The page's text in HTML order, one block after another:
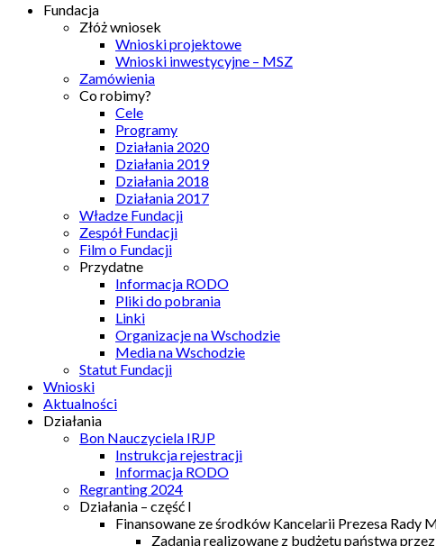
Fundacja
Złóż wniosek
Wnioski projektowe
Wnioski inwestycyjne – MSZ
Zamówienia
Co robimy?
Cele
Programy
Działania 2020
Działania 2019
Działania 2018
Działania 2017
Władze Fundacji
Zespół Fundacji
Film o Fundacji
Przydatne
Informacja RODO
Pliki do pobrania
Linki
Organizacje na Wschodzie
Media na Wschodzie
Statut Fundacji
Wnioski
Aktualności
Działania
Bon Nauczyciela IRJP
Instrukcja rejestracji
Informacja RODO
Regranting 2024
Działania – część I
Finansowane ze środków Kancelarii Prezesa Rady
Zadania realizowane z budżetu państwa